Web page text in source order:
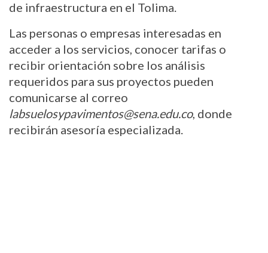
de infraestructura en el Tolima.
Las personas o empresas interesadas en
acceder a los servicios, conocer tarifas o
recibir orientación sobre los análisis
requeridos para sus proyectos pueden
labsuelosypavimentos@sena.edu.co, donde
recibirán asesoría especializada.